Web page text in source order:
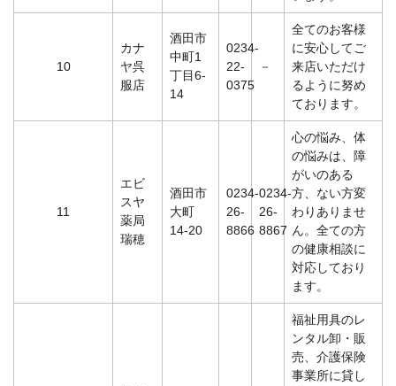
10
カナ
ヤ呉
服店
酒田市
中町1
丁目6-
14
0234-
22-
0375
－
全てのお客様
に安心してご
来店いただけ
るように努め
ております。
11
エビ
スヤ
薬局
瑞穂
酒田市
大町
14-20
0234-
26-
8866
0234-
26-
8867
心の悩み、体
の悩みは、障
がいのある
方、ない方変
わりありませ
ん。全ての方
の健康相談に
対応しており
ます。
福祉用具のレ
ンタル卸・販
売、介護保険
事業所に貸し